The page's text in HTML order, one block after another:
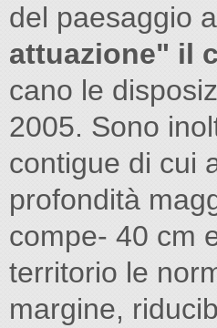
del paesaggio
attuazione" il
cano le
2005. Sono
contigue di cui
profondità
compe- 40 cm
territorio le
margine,